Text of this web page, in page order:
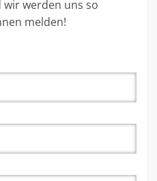
werden uns so
melden!